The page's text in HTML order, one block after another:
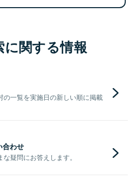
に関する情報
の一覧を実施日の新しい順に掲載
合わせ
疑問にお答えします。